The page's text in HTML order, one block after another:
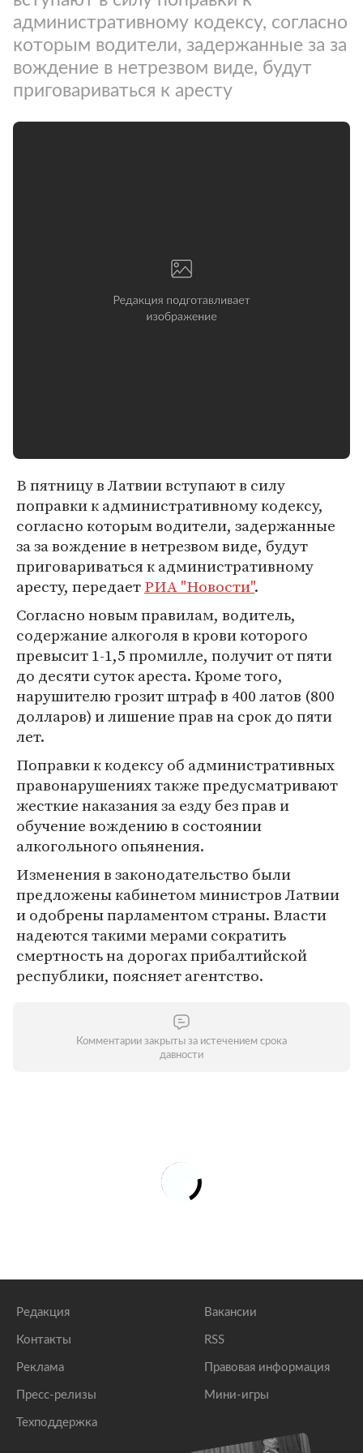
административному кодексу, согласно
которым водители, задержанные за за
вождение в нетрезвом виде, будут
приговариваться к аресту
В пятницу в Латвии вступают в силу
поправки к административному кодексу,
согласно которым водители, задержанные
за за вождение в нетрезвом виде, будут
приговариваться к административному
аресту, передаетРИА "Новости".
Согласно новым правилам, водитель,
содержание алкоголя в крови которого
превысит 1-1,5 промилле, получит от пяти
до десяти суток ареста. Кроме того,
нарушителю грозит штраф в 400 латов (800
долларов) и лишение прав на срок до пяти
лет.
Поправки к кодексу об административных
правонарушениях также предусматривают
жесткие наказания за езду без прав и
обучение вождению в состоянии
алкогольного опьянения.
Изменения в законодательство были
предложены кабинетом министров Латвии
и одобрены парламентом страны. Власти
надеются такими мерами сократить
смертность на дорогах прибалтийской
республики, поясняет агентство.
Комментарии закрыты за истечением срока
давности
Редакция
Контакты
Реклама
Пресс-релизы
Техподдержка
Вакансии
RSS
Правовая информация
Мини-игры